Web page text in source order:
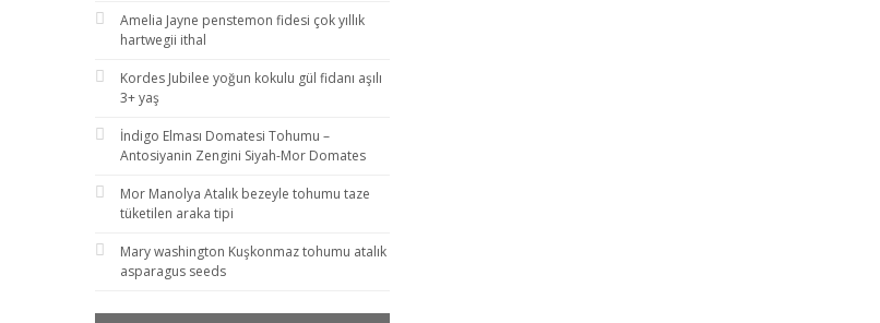
Amelia Jayne penstemon fidesi çok yıllık
hartwegii ithal
Kordes Jubilee yoğun kokulu gül fidanı aşılı
3+ yaş
İndigo Elması Domatesi Tohumu –
Antosiyanin Zengini Siyah-Mor Domates
Mor Manolya Atalık bezeyle tohumu taze
tüketilen araka tipi
Mary washington Kuşkonmaz tohumu atalık
asparagus seeds